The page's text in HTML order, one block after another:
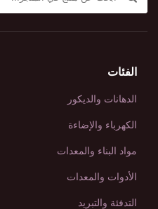
الفئات
الدهانات والديكور
الكهرباء والإضاءة
مواد البناء والمعدات
الأدوات والمعدات
التدفئة والتبريد